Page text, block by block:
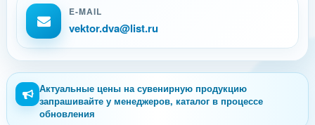
E-MAIL
vektor.dva@list.ru
Актуальные цены на сувенирную продукцию
запрашивайте у менеджеров, каталог в процессе
обновления